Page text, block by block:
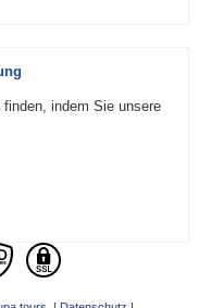
indem Sie unsere